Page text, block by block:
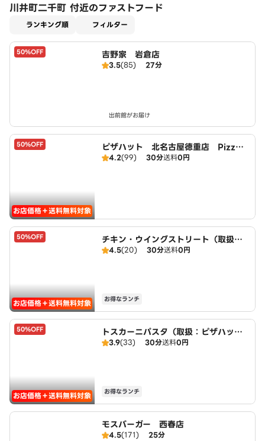
川井町二千町 付近のファストフード
ランキング順 フィルター
50%OFF 吉野家 岩倉店
3.5(85) 27分
出前館がお届け
50%OFF
お店価格＋送料無料対象
ピザハット 北名古屋徳重店 PizzaH
ut4.2(99) 30分送料0円
50%OFF
お店価格＋送料無料対象
チキン・ウイングストリート（取扱：
ピザハット北名古屋徳重店）
4.5(20) 30分送料0円
お得なランチ
50%OFF
お店価格＋送料無料対象
トスカーニパスタ（取扱：ピザハット
北名古屋徳重店）
3.9(33) 30分送料0円
お得なランチ
モスバーガー 西春店
4.5(171) 25分